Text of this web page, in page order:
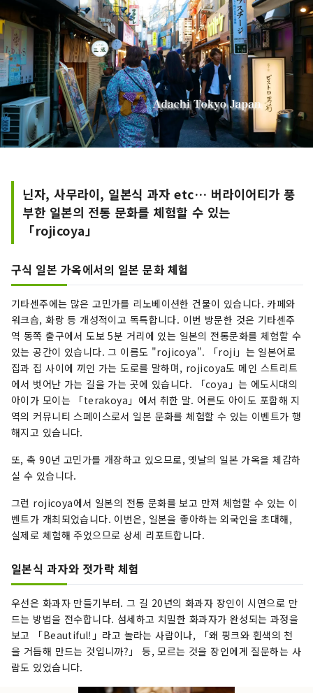
닌자, 사무라이, 일본식 과자 etc… 버라이어티가 풍
부한 일본의 전통 문화를 체험할 수 있는
「rojicoya」
구식 일본 가옥에서의 일본 문화 체험
기타센주에는 많은 고민가를 리노베이션한 건물이 있습니다. 카페와
워크숍, 화랑 등 개성적이고 독특합니다. 이번 방문한 것은 기타센주
역 동쪽 출구에서 도보 5분 거리에 있는 일본의 전통문화를 체험할 수
있는 공간이 있습니다. 그 이름도 "rojicoya". 「roji」는 일본어로
집과 집 사이에 끼인 가는 도로를 말하며, rojicoya도 메인 스트리트
에서 벗어난 가는 길을 가는 곳에 있습니다. 「coya」는 에도시대의
아이가 모이는 「terakoya」에서 취한 말. 어른도 아이도 포함해 지
역의 커뮤니티 스페이스로서 일본 문화를 체험할 수 있는 이벤트가 행
해지고 있습니다.
또, 축 90년 고민가를 개장하고 있으므로, 옛날의 일본 가옥을 체감하
실 수 있습니다.
그런 rojicoya에서 일본의 전통 문화를 보고 만져 체험할 수 있는 이
벤트가 개최되었습니다. 이번은, 일본을 좋아하는 외국인을 초대해,
실제로 체험해 주었으므로 상세 리포트합니다.
일본식 과자와 젓가락 체험
우선은 화과자 만들기부터. 그 길 20년의 화과자 장인이 시연으로 만
드는 방법을 전수합니다. 섬세하고 치밀한 화과자가 완성되는 과정을
보고 「Beautiful!」라고 놀라는 사람이나, 「왜 핑크와 흰색의 천
을 거듭해 만드는 것입니까?」 등, 모르는 것을 장인에게 질문하는 사
람도 있었습니다.